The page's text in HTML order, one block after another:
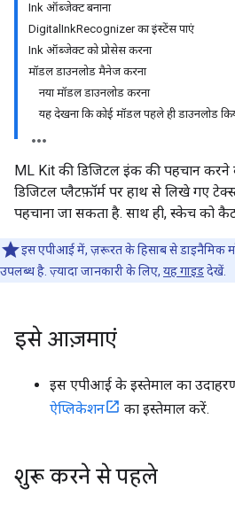
Ink ऑब्जेक्ट बनाना
DigitalInkRecognizer का इंस्टेंस पाएं
Ink ऑब्जेक्ट को प्रोसेस करना
मॉडल डाउनलोड मैनेज करना
नया मॉडल डाउनलोड करना
यह देखना कि कोई मॉडल पहले ही डाउनलोड
ML Kit की डिजिटल इंक की पहचान करने
डिजिटल प्लैटफ़ॉर्म पर हाथ से लिखे गए
पहचाना जा सकता है. साथ ही, स्केच को
इस एपीआई में, ज़रूरत के हिसाब से डाइनैमिक
उपलब्ध है. ज़्यादा जानकारी के लिए, यह गाइडदेखें.
इसे आज़माएं
इस एपीआई के इस्तेमाल का
ऐप्लिकेशन
का इस्तेमाल करें.
शुरू करने से पहले